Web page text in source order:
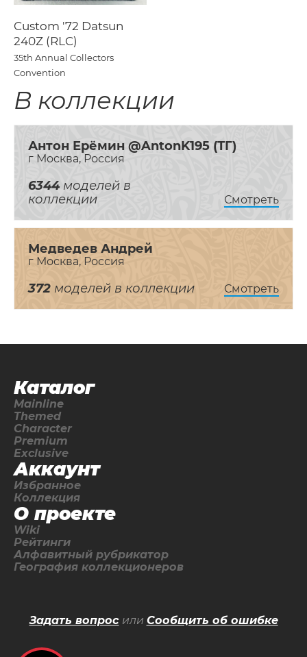
Custom '72 Datsun
240Z (RLC)
35th Annual Collectors
Convention
В коллекции
Антон Ерёмин @AntonK195 (ТГ)
г Москва, Россия
6344моделей в
коллекции
Смотреть
Медведев Андрей
г Москва, Россия
372 моделей в коллекции Смотреть
Каталог
Mainline
Themed
Character
Premium
Exclusive
Аккаунт
Избранное
Коллекция
О проекте
Wiki
Рейтинги
Алфавитный рубрикатор
География коллекционеров
Задать вопросили Сообщить об ошибке